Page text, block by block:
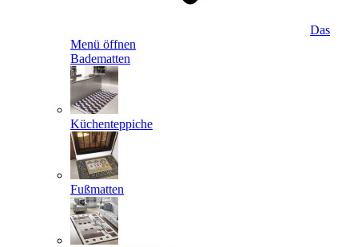
Das
Menü öffnen
Badematten
Küchenteppiche
Fußmatten